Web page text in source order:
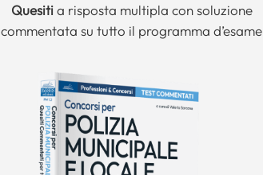
Quesitia risposta multipla con soluzione
commentata su tutto il programma d’esame